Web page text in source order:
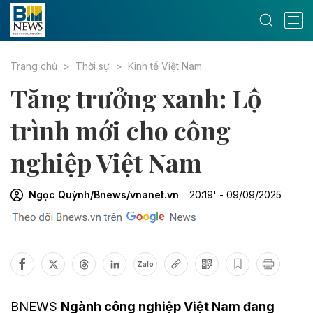
Trang chủ Thời sự Kinh tế Việt Nam
Tăng trưởng xanh: Lộ
trình mới cho công
nghiệp Việt Nam
Ngọc Quỳnh/Bnews/vnanet.vn 20:19' - 09/09/2025
Zalo
BNEWS Ngành công nghiệp Việt Nam đang